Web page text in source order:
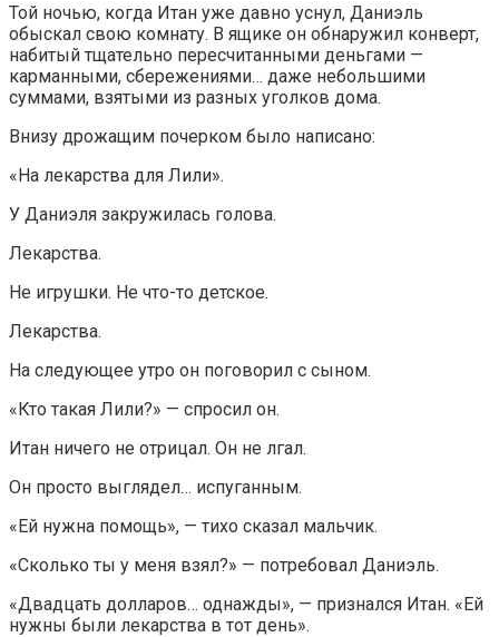
Той ночью, когда Итан уже давно уснул, Даниэль
обыскал свою комнату. В ящике он обнаружил конверт,
набитый тщательно пересчитанными деньгами —
карманными, сбережениями… даже небольшими
суммами, взятыми из разных уголков дома.
Внизу дрожащим почерком было написано:
«На лекарства для Лили».
У Даниэля закружилась голова.
Лекарства.
Не игрушки. Не что-то детское.
Лекарства.
На следующее утро он поговорил с сыном.
«Кто такая Лили?» — спросил он.
Итан ничего не отрицал. Он не лгал.
Он просто выглядел… испуганным.
«Ей нужна помощь», — тихо сказал мальчик.
«Сколько ты у меня взял?» — потребовал Даниэль.
«Двадцать долларов… однажды», — признался Итан. «Ей
нужны были лекарства в тот день».